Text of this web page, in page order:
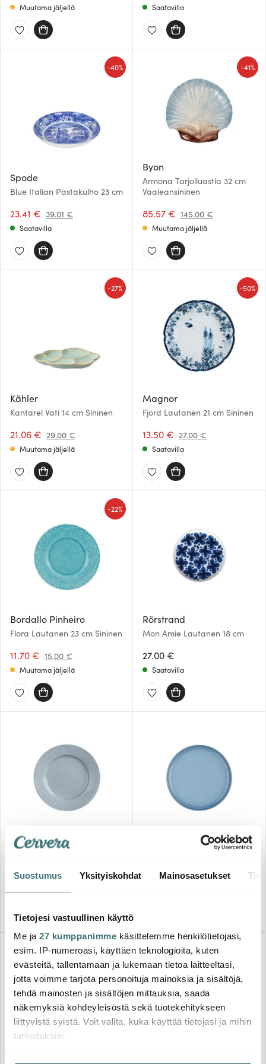
Suostumus Yksityiskohdat Mainosasetukset
Tietojesi vastuullinen käyttö
Me ja 27 kumppanimme käsittelemme henkilötietojasi,
esim. IP-numeroasi, käyttäen teknologioita, kuten
evästeitä, tallentamaan ja lukemaan tietoa laitteeltasi,
jotta voimme tarjota personoituja mainoksia ja sisältöjä,
tehdä mainosten ja sisältöjen mittauksia, saada
näkemyksiä kohdeyleisöstä sekä tuotekehitykseen
liittyvistä syistä. Voit valita, kuka käyttää tietojasi ja mihin
tarkoituksiin.
Muutama jäljellä Saatavilla
Spode
Blue Italian Pastakulho 23 cm
23.41 € 39.01 €
-40%
Saatavilla
Byon
Armona Tarjoiluastia 32 cm
Vaaleansininen
85.57 € 145.00 €
-41%
Muutama jäljellä
Kähler
Kantarel Vati 14 cm Sininen
21.06 € 29.00 €
-27%
Muutama jäljellä
Magnor
Fjord Lautanen 21 cm Sininen
13.50 € 27.00 €
-50%
Saatavilla
Bordallo Pinheiro
Flora Lautanen 23 cm Sininen
11.70 € 15.00 €
-22%
Muutama jäljellä
Rörstrand
Mon Amie Lautanen 18 cm
27.00 €
Saatavilla
Rörstrand
32.00 €
Saatavilla
Coupe Colletion Lautanen 22
24.00 €
Le Creuset
-47%